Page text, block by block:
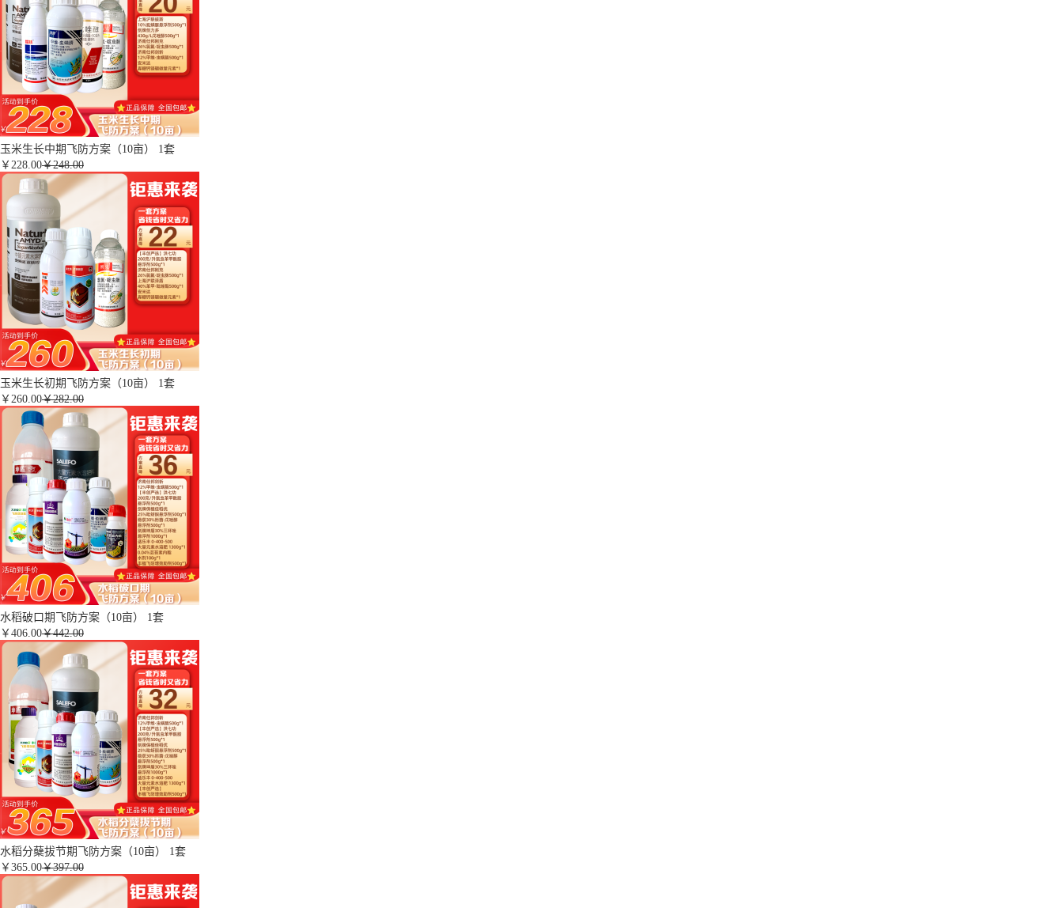
玉米生长中期飞防方案（10亩） 1套
￥ 228.00￥248.00
玉米生长初期飞防方案（10亩） 1套
￥ 260.00￥282.00
水稻破口期飞防方案（10亩） 1套
￥ 406.00￥442.00
水稻分蘖拔节期飞防方案（10亩） 1套
￥ 365.00￥397.00